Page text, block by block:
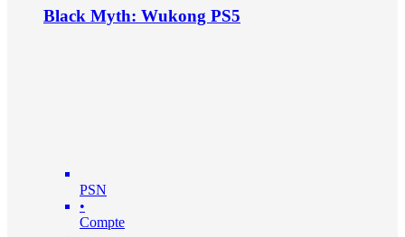
Black Myth: Wukong PS5
PSN
•
Compte